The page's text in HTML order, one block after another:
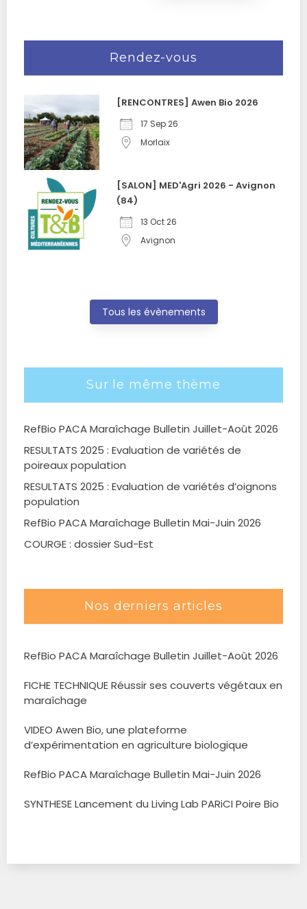
Rendez-vous
[RENCONTRES] Awen Bio 2026
17 Sep 26
Morlaix
[SALON] MED'Agri 2026 - Avignon
(84)
13 Oct 26
Avignon
Tous les évènements
Sur le même thème
RefBio PACA Maraîchage Bulletin Juillet-Août 2026
RESULTATS 2025 : Evaluation de variétés de
poireaux population
RESULTATS 2025 : Evaluation de variétés d’oignons
population
RefBio PACA Maraîchage Bulletin Mai-Juin 2026
COURGE : dossier Sud-Est
Nos derniers articles
RefBio PACA Maraîchage Bulletin Juillet-Août 2026
FICHE TECHNIQUE Réussir ses couverts végétaux en
maraîchage
VIDEO Awen Bio, une plateforme
d’expérimentation en agriculture biologique
RefBio PACA Maraîchage Bulletin Mai-Juin 2026
SYNTHESE Lancement du Living Lab PARiCI Poire Bio